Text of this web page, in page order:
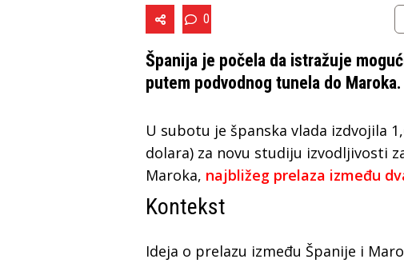
0
Španija je počela da istražuje
putem podvodnog tunela do Maroka.
U subotu je španska vlada izdvojila
dolara) za novu studiju izvodljivosti
Maroka, najbližeg prelaza između
Kontekst
Ideja o prelazu između Španije i